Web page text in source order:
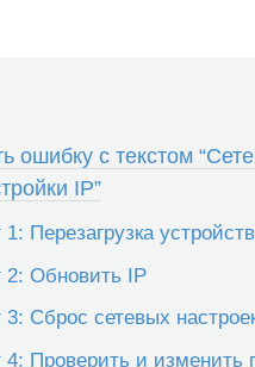
ошибку с текстом
IP”
1: Перезагрузка устройств
2: Обновить IP
3: Сброс сетевых
4: Проверить и изменить